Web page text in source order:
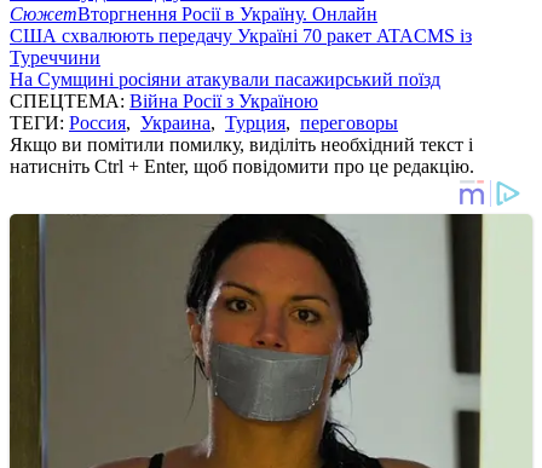
СюжетВторгнення Росії в Україну. Онлайн
США схвалюють передачу Україні 70 ракет ATACMS із
Туреччини
На Сумщині росіяни атакували пасажирський поїзд
СПЕЦТЕМА: Війна Росії з Україною
ТЕГИ: Россия, Украина, Турция, переговоры
Якщо ви помітили помилку, виділіть необхідний текст і
натисніть Ctrl + Enter, щоб повідомити про це редакцію.